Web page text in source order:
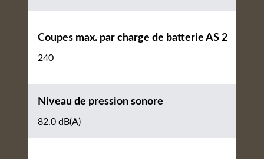
Coupes max. par charge de batterie AS 2
240
Niveau de pression sonore
82.0 dB(A)